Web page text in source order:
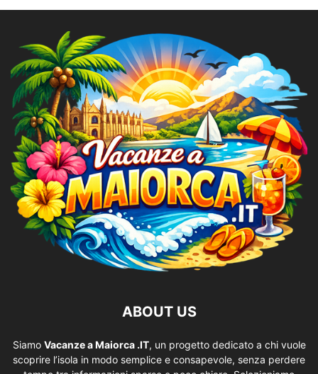
ABOUT US
Siamo Vacanze a Maiorca .IT, un progetto dedicato a chi vuole
scoprire l’isola in modo semplice e consapevole, senza perdere